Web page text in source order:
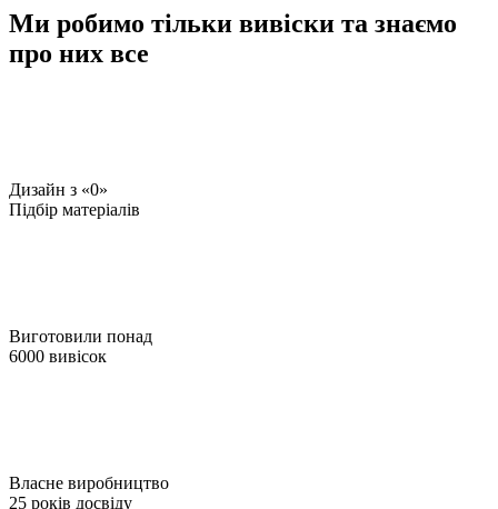
Ми робимо тільки вивіски та знаємо
про них все
Дизайн з «0»
Підбір матеріалів
Виготовили понад
6000 вивісок
Власне виробництво
25 років досвіду